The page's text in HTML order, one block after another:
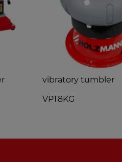
vibratory tumbler
VPT8KG